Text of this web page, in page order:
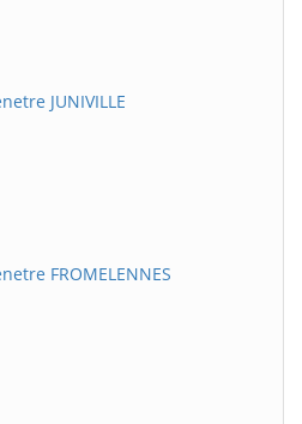
JUNIVILLE
FROMELENNES